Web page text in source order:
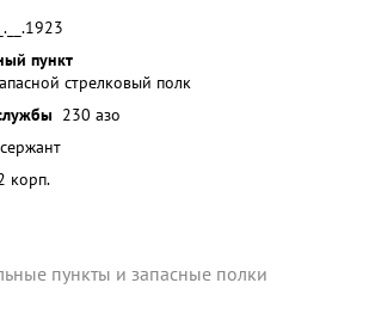
__.__.1923
пункт
стрелковый полк
230 азо
сержант
корп.
пункты и запасные полки